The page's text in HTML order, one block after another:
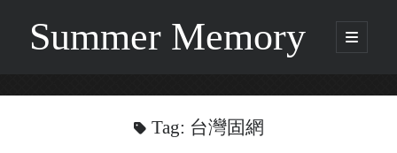
Summer Memory
open
primary
Tag: 台灣固網